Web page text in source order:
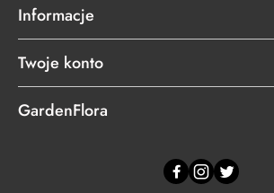
Informacje
Twoje konto
GardenFlora